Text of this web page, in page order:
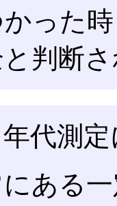
った
判断
代測
ある